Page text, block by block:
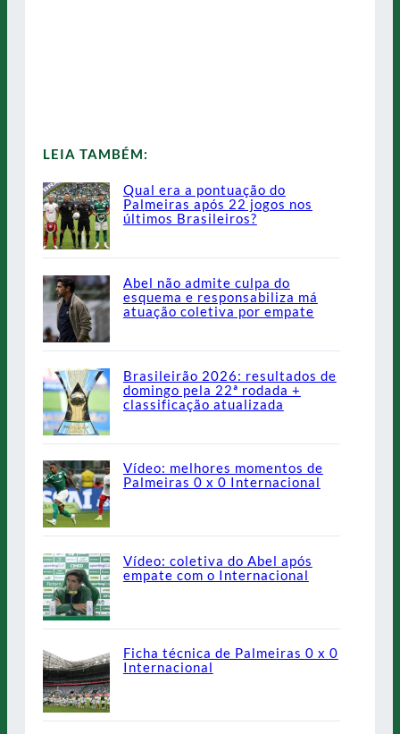
LEIA TAMBÉM:
Qual era a pontuação do
Palmeiras após 22 jogos nos
últimos Brasileiros?
Abel não admite culpa do
esquema e responsabiliza má
atuação coletiva por empate
Brasileirão 2026: resultados de
domingo pela 22ª rodada +
classificação atualizada
Vídeo: melhores momentos de
Palmeiras 0 x 0 Internacional
Vídeo: coletiva do Abel após
empate com o Internacional
Ficha técnica de Palmeiras 0 x 0
Internacional